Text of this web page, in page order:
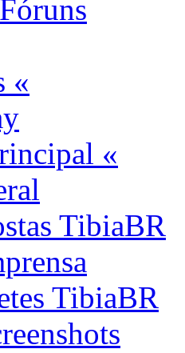
«
«
TibiaBR
TibiaBR